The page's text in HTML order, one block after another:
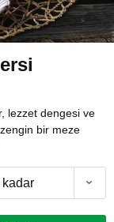
lezzet dengesi ve
bir meze
kadar